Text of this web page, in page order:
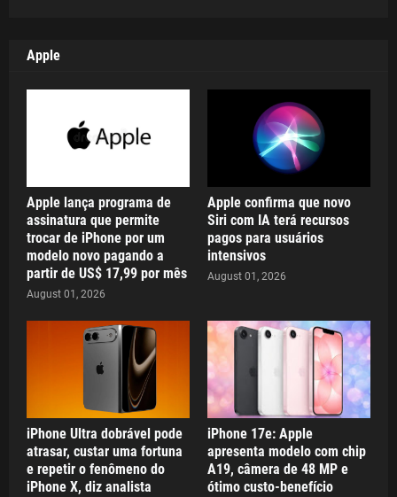
Apple
Apple lança programa de
assinatura que permite
trocar de iPhone por um
modelo novo pagando a
partir de US$ 17,99 por mês
August 01, 2026
Apple confirma que novo
Siri com IA terá recursos
pagos para usuários
intensivos
August 01, 2026
iPhone Ultra dobrável pode
atrasar, custar uma fortuna
e repetir o fenômeno do
iPhone X, diz analista
iPhone 17e: Apple
apresenta modelo com chip
A19, câmera de 48 MP e
ótimo custo-benefício